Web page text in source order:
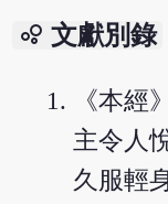
bubble_chart 文獻別錄
《本經
主令人
久服輕